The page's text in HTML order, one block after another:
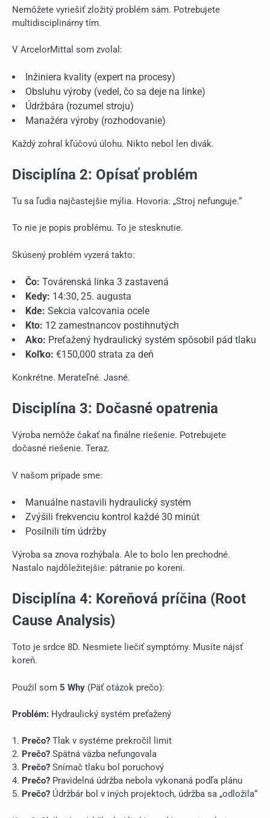
Nemôžete vyriešiť zložitý problém sám. Potrebujete
multidisciplinárny tím.
V ArcelorMittal som zvolal:
Inžiniera kvality (expert na procesy)
Obsluhu výroby (vedel, čo sa deje na linke)
Údržbára (rozumel stroju)
Manažéra výroby (rozhodovanie)
Každý zohral kľúčovú úlohu. Nikto nebol len divák.
Disciplína 2: Opísať problém
Tu sa ľudia najčastejšie mýlia. Hovoria: „Stroj nefunguje.“
To nie je popis problému. To je stesknutie.
Skúsený problém vyzerá takto:
Čo: Továrenská linka 3 zastavená
Kedy: 14:30, 25. augusta
Kde: Sekcia valcovania ocele
Kto: 12 zamestnancov postihnutých
Ako: Preťažený hydraulický systém spôsobil pád tlaku
Koľko: €150,000 strata za deň
Konkrétne. Merateľné. Jasné.
Disciplína 3: Dočasné opatrenia
Výroba nemôže čakať na finálne riešenie. Potrebujete
dočasné riešenie. Teraz.
V našom prípade sme:
Manuálne nastavili hydraulický systém
Zvýšili frekvenciu kontrol každé 30 minút
Posilnili tím údržby
Výroba sa znova rozhýbala. Ale to bolo len prechodné.
Nastalo najdôležitejšie: pátranie po koreni.
Disciplína 4: Koreňová príčina (Root
Cause Analysis)
Toto je srdce 8D. Nesmiete liečiť symptómy. Musíte nájsť
koreň.
Použil som 5 Why (Päť otázok prečo):
Problém: Hydraulický systém preťažený
1. Prečo? Tlak v systéme prekročil limit
2. Prečo? Spätná väzba nefungovala
3. Prečo? Snímač tlaku bol poruchový
4. Prečo? Pravidelná údržba nebola vykonaná podľa plánu
5. Prečo? Údržbár bol v iných projektoch, údržba sa „odložila“